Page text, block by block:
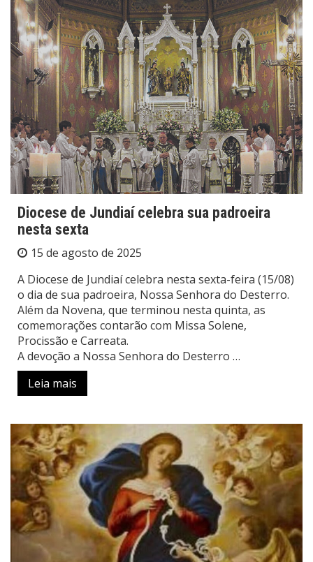
Diocese de Jundiaí celebra sua padroeira
nesta sexta
15 de agosto de 2025
A Diocese de Jundiaí celebra nesta sexta-feira (15/08)
o dia de sua padroeira, Nossa Senhora do Desterro.
Além da Novena, que terminou nesta quinta, as
comemorações contarão com Missa Solene,
Procissão e Carreata.
A devoção a Nossa Senhora do Desterro …
Leia mais